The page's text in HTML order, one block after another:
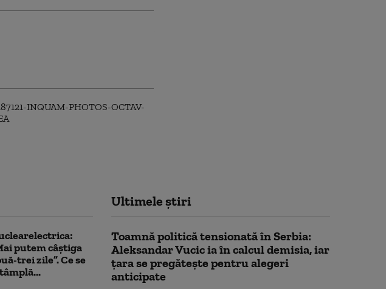
putem câștiga
trei zile”. Ce se
Ultimele știri
Toamnă politică tensionată în Serbia:
Aleksandar Vucic ia în calcul demisia, iar
țara se pregătește pentru alegeri
anticipate